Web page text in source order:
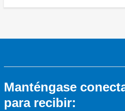
Manténgase
para recibir: